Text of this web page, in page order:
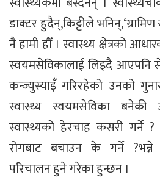
डाक्टर हुदैन्,किट्टीले
नै हामी हौँ । स्वास्थ्य क्षेत्रको
स्वयमसेविकालाई लिइदै आएपनि
कन्ज्युस्याइँ गरिरहेको उनको
स्वास्थ्य स्वयमसेविका बनेकी
स्वास्थ्यको हेरचाह कसरी गर्ने ?
रोगबाट बचाउन के गर्ने ?भन्ने
परिचालन हुने गरेका हुन्छन ।